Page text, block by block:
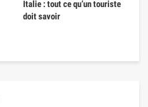
Italie : tout ce qu’un touriste
doit savoir